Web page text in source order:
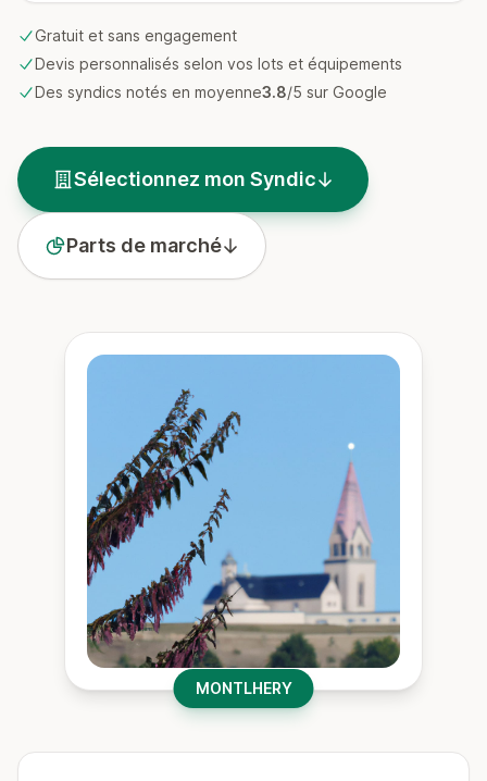
Gratuit et sans engagement
Devis personnalisés selon vos lots et équipements
Des syndics notés en moyenne3.8/5 sur Google
Sélectionnez mon Syndic
Parts de marché
MONTLHERY